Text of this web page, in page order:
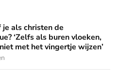
de buurtbarbecue? ‘Zelfs als
je als christen de
‘Zelfs als buren vloeken,
met het vingertje wijzen’